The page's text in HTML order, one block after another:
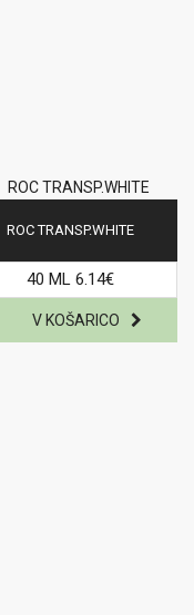
ROC TRANSP.WHITE
40 ML 6.14€